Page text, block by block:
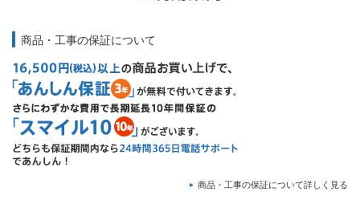
商品・工事の保証について
商品・工事の保証について詳しく見る